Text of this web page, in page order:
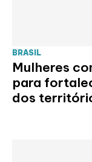
BRASIL
Mulheres
para
dos